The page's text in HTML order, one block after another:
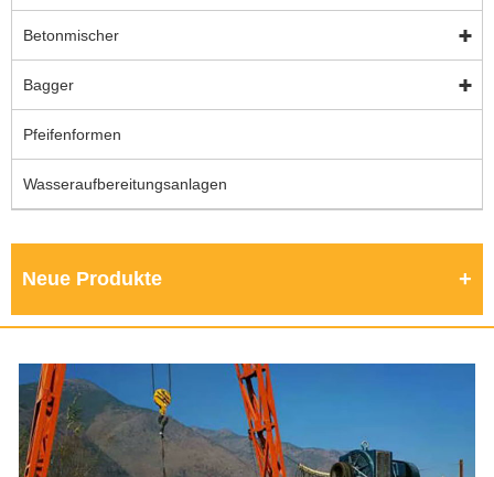
Betonmischer
Bagger
Pfeifenformen
Wasseraufbereitungsanlagen
Neue Produkte